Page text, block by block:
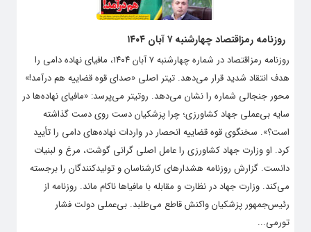
روزنامه رمزاقتصاد چهارشنبه ۷ آبان ۱۴۰۴
روزنامه رمزاقتصاد در شماره چهارشنبه ۷ آبان ۱۴۰۴، مافیای نهاده دامی را
هدف انتقاد شدید قرار می‌دهد. تیتر اصلی «صدای قوه قضاییه هم درآمد!»
محور جنجالی شماره را نشان می‌دهد. روتیتر می‌پرسد: «مافیای نهاده‌ها در
سایه بی‌عملی جهاد کشاورزی؛ چرا پزشکیان دست روی دست گذاشته
است؟». سخنگوی قوه قضاییه انحصار در واردات نهاده‌های دامی را تأیید
کرد. او وزارت جهاد کشاورزی را عامل اصلی گرانی گوشت، مرغ و لبنیات
دانست. گزارش روزنامه هشدارهای کارشناسان و تولیدکنندگان را برجسته
می‌کند. وزارت جهاد در نظارت و مقابله با مافیاها ناکام ماند. روزنامه از
رئیس‌جمهور پزشکیان واکنش قاطع می‌طلبد. بی‌عملی دولت فشار
تورمی...